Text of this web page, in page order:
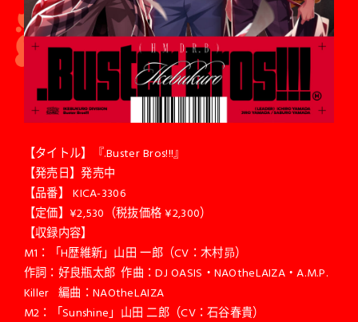
【タイトル】『.Buster Bros!!!』
【発売日】発売中
【品番】 KICA-3306
【定価】¥2,530（税抜価格 ¥2,300）
【収録内容】
M1：「H歴維新」山田 一郎（CV：木村昴）
作詞：好良瓶太郎 作曲：DJ OASIS・NAOtheLAIZA・A.M.P.
Killer 編曲：NAOtheLAIZA
M2：「Sunshine」山田 二郎（CV：石谷春貴）